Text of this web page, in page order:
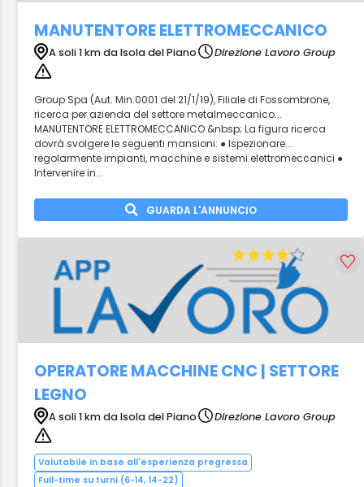
MANUTENTORE ELETTROMECCANICO
A soli 1 km da Isola del Piano Direzione Lavoro Group
Group Spa (Aut. Min.0001 del 21/1/19), Filiale di Fossombrone,
ricerca per azienda del settore metalmeccanico...
MANUTENTORE ELETTROMECCANICO &nbsp; La figura ricerca
dovrà svolgere le seguenti mansioni: ● Ispezionare...
regolarmente impianti, macchine e sistemi elettromeccanici ●
Intervenire in...
GUARDA L'ANNUNCIO
OPERATORE MACCHINE CNC | SETTORE
LEGNO
A soli 1 km da Isola del Piano Direzione Lavoro Group
Valutabile in base all'esperienza pregressa
Full-time su turni (6-14, 14-22)